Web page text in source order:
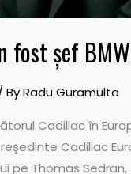
fost şef BMW
ByRadu Guramulta
Cadillac în
Cadillac
pe Thomas Sedran,